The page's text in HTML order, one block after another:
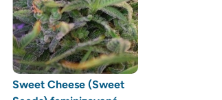
Sweet Cheese (Sweet